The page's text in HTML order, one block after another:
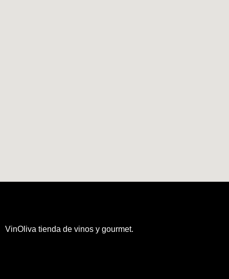
VinOliva tienda de vinos y gourmet.